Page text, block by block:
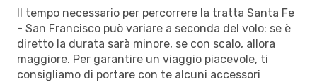
Il tempo necessario per percorrere la tratta Santa Fe
- San Francisco può variare a seconda del volo: se è
diretto la durata sarà minore, se con scalo, allora
maggiore. Per garantire un viaggio piacevole, ti
consigliamo di portare con te alcuni accessori